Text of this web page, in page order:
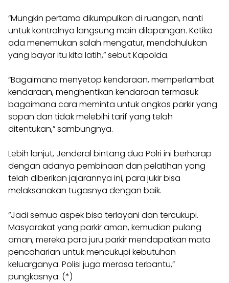
“Mungkin pertama dikumpulkan di ruangan, nanti
untuk kontrolnya langsung main dilapangan. Ketika
ada menemukan salah mengatur, mendahulukan
yang bayar itu kita latih,” sebut Kapolda.
“Bagaimana menyetop kendaraan, memperlambat
kendaraan, menghentikan kendaraan termasuk
bagaimana cara meminta untuk ongkos parkir yang
sopan dan tidak melebihi tarif yang telah
ditentukan,” sambungnya.
Lebih lanjut, Jenderal bintang dua Polri ini berharap
dengan adanya pembinaan dan pelatihan yang
telah diberikan jajarannya ini, para jukir bisa
melaksanakan tugasnya dengan baik.
“Jadi semua aspek bisa terlayani dan tercukupi.
Masyarakat yang parkir aman, kemudian pulang
aman, mereka para juru parkir mendapatkan mata
pencaharian untuk mencukupi kebutuhan
keluarganya. Polisi juga merasa terbantu,”
pungkasnya. (*)